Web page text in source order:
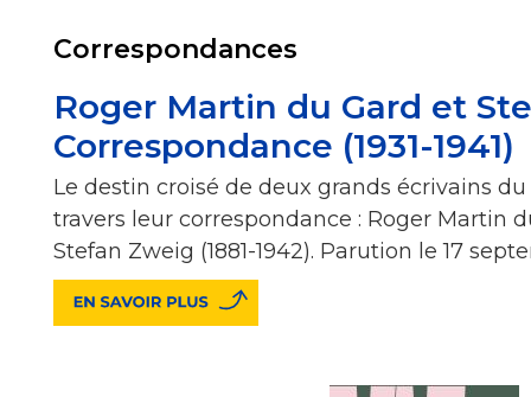
Correspondances
Roger Martin du Gard et
Correspondance (1931-1941)
Le destin croisé de deux grands écrivains du
travers leur correspondance : Roger Martin
Stefan Zweig (1881-1942). Parution le 17